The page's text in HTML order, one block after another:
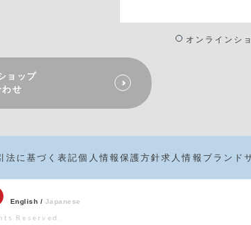
オンラインシ
ョップ
わせ
法に基づく表記個人情報保護方針求人情報 ブランド
English / Japanese
Reserved.